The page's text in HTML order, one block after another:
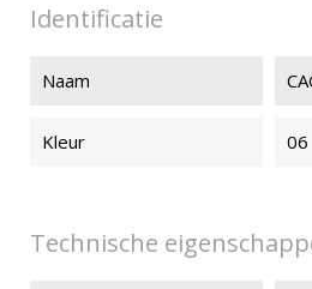
Identificatie
Naam
Kleur 06
Technische